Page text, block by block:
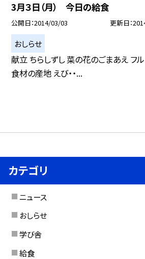
3月３日（月） 今日の給食
公開日 2014/03/03 更新日
おしらせ
献立 ちらしずし 菜の花のごまあえ フ
食材の産地 えび・・...
カテゴリ
ニュース
おしらせ
学び舎
給食